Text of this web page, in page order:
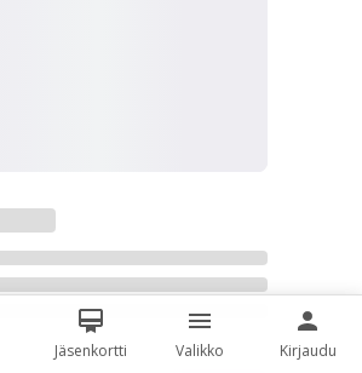
Jäsenkortti Valikko Kirjaudu